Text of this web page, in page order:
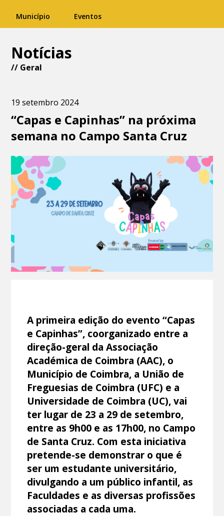
Município Eventos
Notícias
// Geral
19 setembro 2024
“Capas e Capinhas” na próxima
semana no Campo Santa Cruz
A primeira edição do evento “Capas
e Capinhas”, coorganizado entre a
direção-geral da Associação
Académica de Coimbra (AAC), o
Município de Coimbra, a União de
Freguesias de Coimbra (UFC) e a
Universidade de Coimbra (UC), vai
ter lugar de 23 a 29 de setembro,
entre as 9h00 e as 17h00, no Campo
de Santa Cruz. Com esta iniciativa
pretende-se demonstrar o que é
ser um estudante universitário,
divulgando a um público infantil, as
Faculdades e as diversas profissões
associadas a cada uma.